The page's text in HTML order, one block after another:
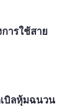
ารใช้สาย
บิลหุ้มฉนวน